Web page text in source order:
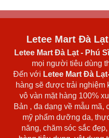
Letee Mart Đà
Letee Mart Đà Lạt - Phú
mọi người tiêu dùng
Đến với Letee Mart Đà
hàng sẽ được trải nghiệm
vô vàn mặt hàng 100%
Bản , đa dạng về mẫu mã,
mỹ phẩm dưỡng da,
năng, chăm sóc sắc